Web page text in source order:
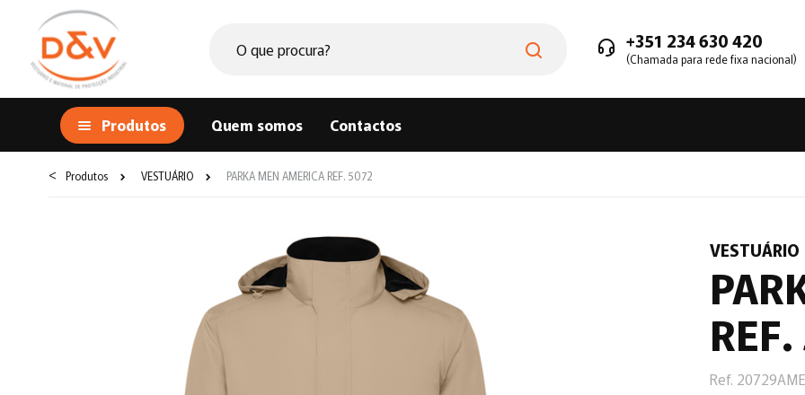
+351 234 630 420
(Chamada para rede fixa nacional)
Produtos Quem somos Contactos
< Produtos VESTUÁRIO PARKA MEN AMERICA REF. 5072
VESTUÁRIO
Ref.